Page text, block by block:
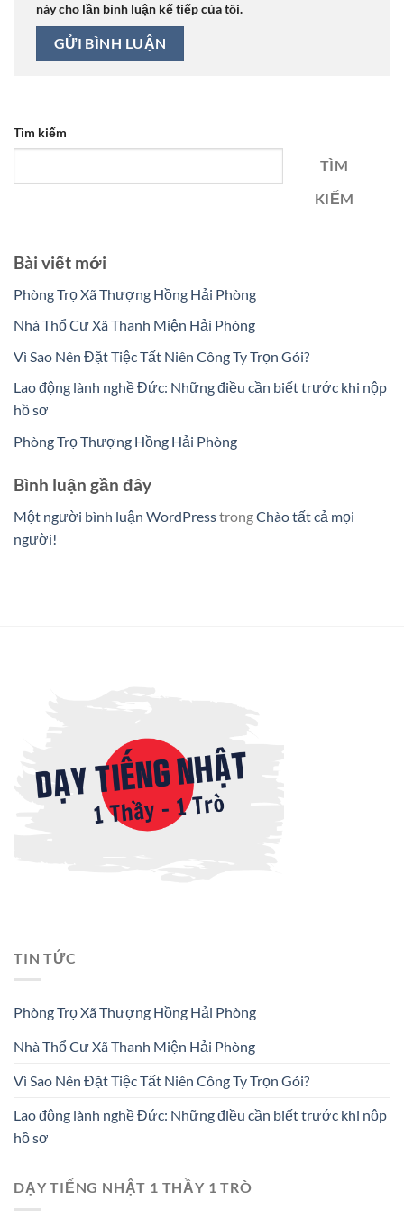
này cho lần bình luận kế tiếp của tôi.
Tìm kiếm
TÌM
KIẾM
Bài viết mới
Phòng Trọ Xã Thượng Hồng Hải Phòng
Nhà Thổ Cư Xã Thanh Miện Hải Phòng
Vì Sao Nên Đặt Tiệc Tất Niên Công Ty Trọn Gói?
Lao động lành nghề Đức: Những điều cần biết trước khi nộp
hồ sơ
Phòng Trọ Thượng Hồng Hải Phòng
Bình luận gần đây
Một người bình luận WordPresstrongChào tất cả mọi
người!
TIN TỨC
Phòng Trọ Xã Thượng Hồng Hải Phòng
Nhà Thổ Cư Xã Thanh Miện Hải Phòng
Vì Sao Nên Đặt Tiệc Tất Niên Công Ty Trọn Gói?
Lao động lành nghề Đức: Những điều cần biết trước khi nộp
hồ sơ
DẠY TIẾNG NHẬT 1 THẦY 1 TRÒ